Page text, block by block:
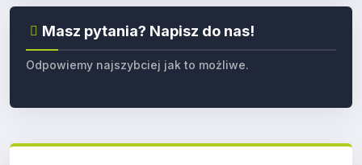
Masz pytania? Napisz do nas!
Odpowiemy najszybciej jak to możliwe.